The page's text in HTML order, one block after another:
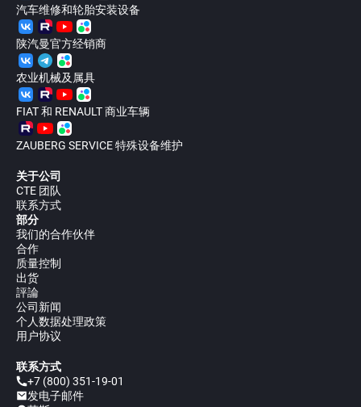
汽车维修和轮胎安装设备
陕汽曼官方经销商
农业机械及属具
FIAT 和 RENAULT 商业车辆
ZAUBERG SERVICE 特殊设备维护
关于公司
CTE 团队
联系方式
部分
我们的合作伙伴
合作
质量控制
出货
評論
公司新闻
个人数据处理政策
用户协议
联系方式
+7 (800) 351-19-01
发电子邮件